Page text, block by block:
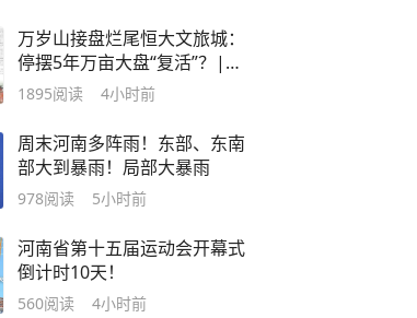
万岁山接盘烂尾恒大文旅城：
停摆5年万亩大盘“复活”？|大
象财富
1895阅读 4小时前
周末河南多阵雨！东部、东南
部大到暴雨！局部大暴雨
978阅读 5小时前
河南省第十五届运动会开幕式
倒计时10天！
560阅读 4小时前